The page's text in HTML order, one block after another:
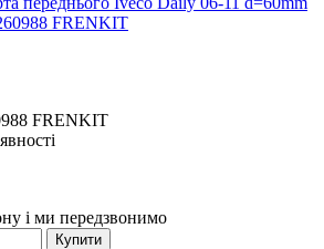
FRENKIT
і ми передзвонимо
Купити